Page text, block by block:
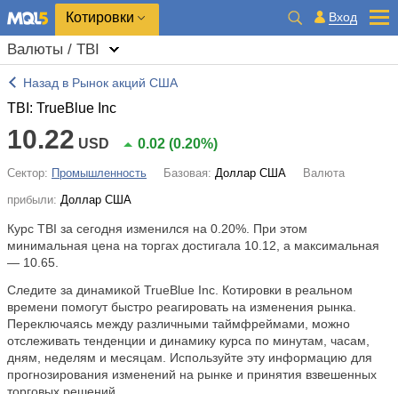
Котировки Вход
Валюты / TBI
Назад в Рынок акций США
TBI: TrueBlue Inc
10.22 USD 0.02 (0.20%)
Сектор: Промышленность Базовая: Доллар США
Валюта
прибыли: Доллар США
Курс TBI за сегодня изменился на 0.20% . При этом
минимальная цена на торгах достигала 10.12, а максимальная
— 10.65.
Следите за динамикой TrueBlue Inc. Котировки в реальном
времени помогут быстро реагировать на изменения рынка.
Переключаясь между различными таймфреймами, можно
отслеживать тенденции и динамику курса по минутам, часам,
дням, неделям и месяцам. Используйте эту информацию для
прогнозирования изменений на рынке и принятия взвешенных